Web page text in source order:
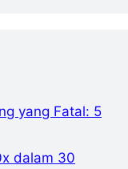
yang Fatal: 5
dalam 30